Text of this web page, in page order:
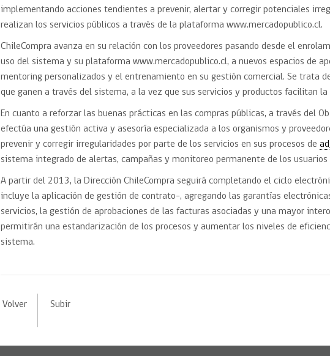
implementando acciones tendientes a prevenir, alertar y corregir potenciales
realizan los servicios públicos a través de la plataforma www.mercadopublico.cl.
ChileCompra avanza en su relación con los proveedores pasando desde el
uso del sistema y su plataforma www.mercadopublico.cl, a nuevos espacios de
mentoring personalizados y el entrenamiento en su gestión comercial. Se trata
que ganen a través del sistema, a la vez que sus servicios y productos facilitan la
En cuanto a reforzar las buenas prácticas en las compras públicas, a través del
efectúa una gestión activa y asesoría especializada a los organismos y
prevenir y corregir irregularidades por parte de los servicios en sus procesos de
sistema integrado de alertas, campañas y monitoreo permanente de los usuarios
A partir del 2013, la Dirección ChileCompra seguirá completando el ciclo
incluye la aplicación de gestión de contrato-, agregando las garantías
servicios, la gestión de aprobaciones de las facturas asociadas y una mayor
permitirán una estandarización de los procesos y aumentar los niveles de
sistema.
Volver Subir